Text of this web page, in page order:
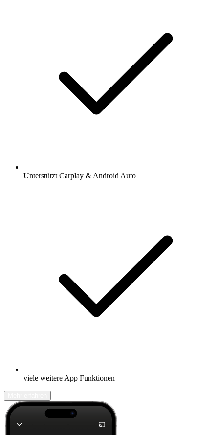
Unterstützt Carplay & Android Auto
viele weitere App Funktionen